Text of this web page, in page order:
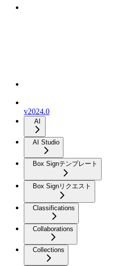
v2024.0
AI
AI Studio
Box Signテンプレート
Box Signリクエスト
Classifications
Collaborations
Collections